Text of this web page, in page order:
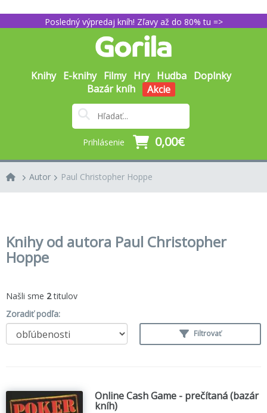
Posledný výpredaj kníh! Zľavy až do 80% tu =>
Knihy E-knihy Filmy Hry Hudba Doplnky
Bazár kníh
Akcie
Prihlásenie 0,00€
Autor Paul Christopher Hoppe
Knihy od autora Paul Christopher
Hoppe
Našli sme 2titulov
Zoradiť podľa:
Filtrovať
Online Cash Game - prečítaná (bazár
kníh)